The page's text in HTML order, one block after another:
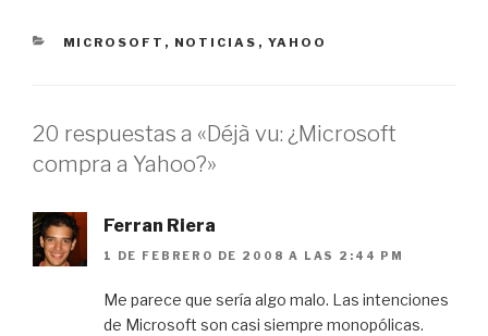
CATEGORÍAS
MICROSOFT , NOTICIAS , YAHOO
20 respuestas a «Déjà vu: ¿Microsoft
compra a Yahoo?»
Ferran Riera
1 DE FEBRERO DE 2008 A LAS 2:44 PM
Me parece que sería algo malo. Las intenciones
de Microsoft son casi siempre monopólicas.